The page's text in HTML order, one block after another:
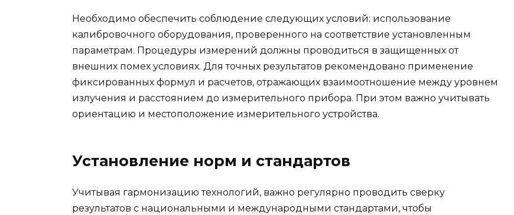
Необходимо обеспечить соблюдение следующих условий: использование
калибровочного оборудования, проверенного на соответствие установленным
параметрам. Процедуры измерений должны проводиться в защищенных от
внешних помех условиях. Для точных результатов рекомендовано применение
фиксированных формул и расчетов, отражающих взаимоотношение между уровнем
излучения и расстоянием до измерительного прибора. При этом важно учитывать
ориентацию и местоположение измерительного устройства.
Установление норм и стандартов
Учитывая гармонизацию технологий, важно регулярно проводить сверку
результатов с национальными и международными стандартами, чтобы